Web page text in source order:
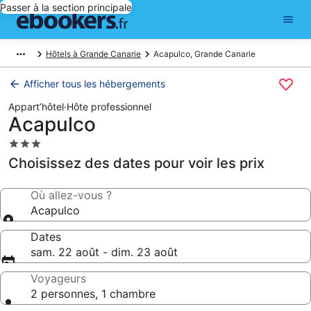
Passer à la section principale
Hôtels à Grande Canarie Acapulco, Grande Canarie
Afficher tous les hébergements
Appart’hôtel·Hôte professionnel
Acapulco
Hébergement
3.0 étoiles
Choisissez des dates pour voir les prix
Où allez-vous ?
Acapulco
Dates
sam. 22 août - dim. 23 août
Voyageurs
2 personnes, 1 chambre